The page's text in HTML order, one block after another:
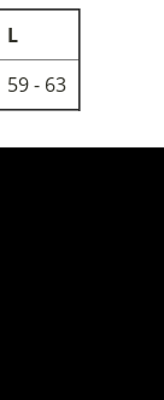
L
59 - 63